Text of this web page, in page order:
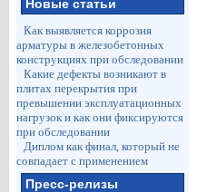
Новые статьи
Как выявляется коррозия
арматуры в железобетонных
конструкциях при обследовании
Какие дефекты возникают в
плитах перекрытия при
превышении эксплуатационных
нагрузок и как они фиксируются
при обследовании
Диплом как финал, который не
совпадает с применением
Пресс-релизы